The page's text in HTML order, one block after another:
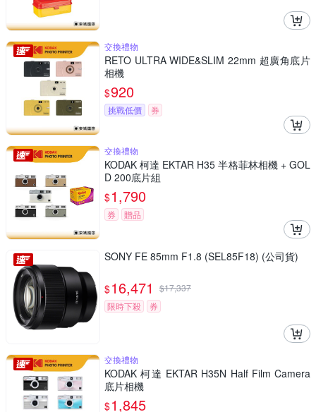
交換禮物
RETO ULTRA WIDE&SLIM 22mm 超廣角底片
相機
$920
挑戰低價 券
交換禮物
KODAK 柯達 EKTAR H35 半格菲林相機 + GOL
D 200底片組
$1,790
券 贈品
SONY FE 85mm F1.8 (SEL85F18) (公司貨)
$16,471 $17,337
限時下殺
券
交換禮物
KODAK 柯達 EKTAR H35N Half Film Camera
底片相機
$1,845